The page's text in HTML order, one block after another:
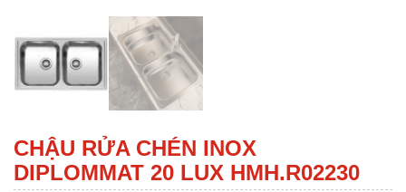
CHẬU RỬA CHÉN INOX
DIPLOMMAT 20 LUX HMH.R02230